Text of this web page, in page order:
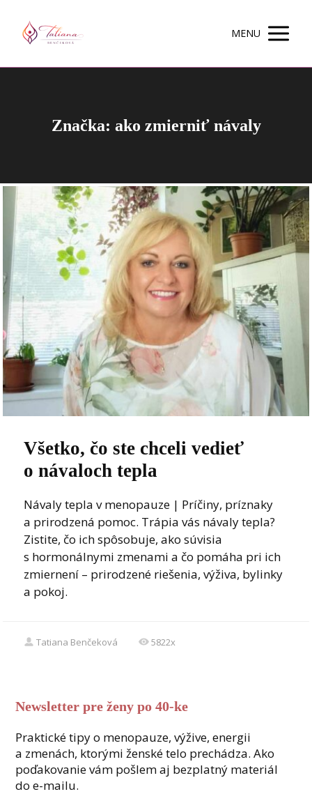
MENU
Značka: ako zmierniť návaly
Všetko, čo ste chceli vedieť
o návaloch tepla
Návaly tepla v menopauze | Príčiny, príznaky
a prirodzená pomoc. Trápia vás návaly tepla?
Zistite, čo ich spôsobuje, ako súvisia
s hormonálnymi zmenami a čo pomáha pri ich
zmiernení – prirodzené riešenia, výživa, bylinky
a pokoj.
Tatiana Benčeková 5822x
Newsletter pre ženy po 40-ke
Praktické tipy o menopauze, výžive, energii
a zmenách, ktorými ženské telo prechádza. Ako
poďakovanie vám pošlem aj bezplatný materiál
do e-mailu.